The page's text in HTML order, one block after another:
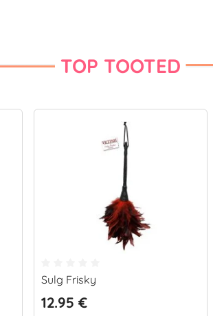
TOP TOOTED
Sulg Frisky
12.95 €